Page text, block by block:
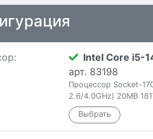
Intel Core i5-
арт. 83198
Процессор Socket-
2.6/4.0GHz) 20MB